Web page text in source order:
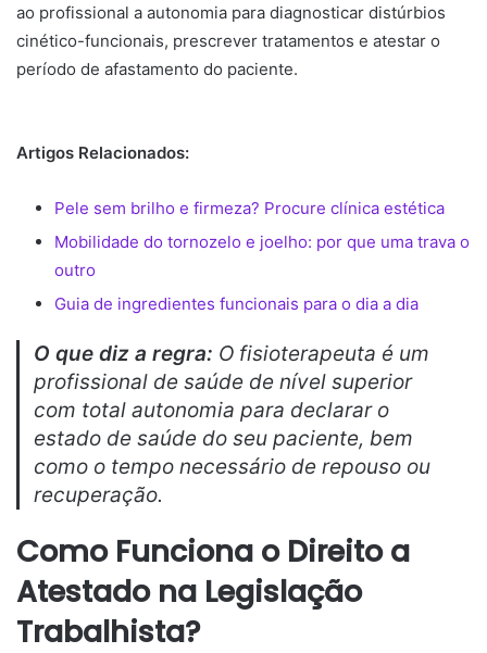
ao profissional a autonomia para diagnosticar distúrbios
cinético-funcionais, prescrever tratamentos e atestar o
período de afastamento do paciente.
Artigos Relacionados:
Pele sem brilho e firmeza? Procure clínica estética
Mobilidade do tornozelo e joelho: por que uma trava o
outro
Guia de ingredientes funcionais para o dia a dia
O que diz a regra: O fisioterapeuta é um
profissional de saúde de nível superior
com total autonomia para declarar o
estado de saúde do seu paciente, bem
como o tempo necessário de repouso ou
recuperação.
Como Funciona o Direito a
Atestado na Legislação
Trabalhista?